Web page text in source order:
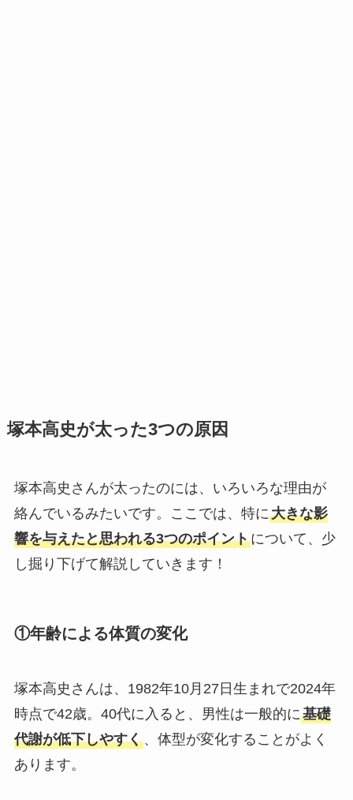
塚本高史が太った3つの原因
塚本高史さんが太ったのには、いろいろな理由が
絡んでいるみたいです。ここでは、特に大きな影
響を与えたと思われる3つのポイントについて、少
し掘り下げて解説していきます！
①年齢による体質の変化
塚本高史さんは、1982年10月27日生まれで2024年
時点で42歳。40代に入ると、男性は一般的に基礎
代謝が低下しやすく、体型が変化することがよく
あります。